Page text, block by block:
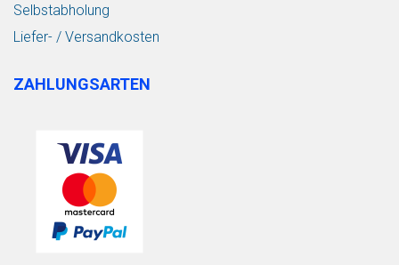
Selbstabholung
Liefer- / Versandkosten
ZAHLUNGSARTEN